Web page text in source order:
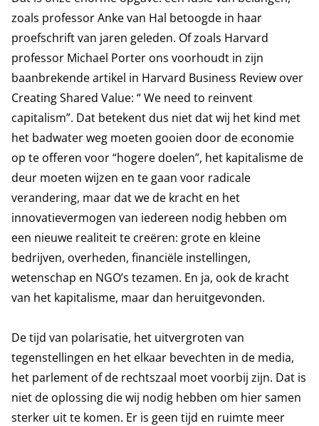
zoals professor Anke van Hal betoogde in haar
proefschrift van jaren geleden. Of zoals Harvard
professor Michael Porter ons voorhoudt in zijn
baanbrekende artikel in Harvard Business Review over
Creating Shared Value: “ We need to reinvent
capitalism”. Dat betekent dus niet dat wij het kind met
het badwater weg moeten gooien door de economie
op te offeren voor “hogere doelen”, het kapitalisme de
deur moeten wijzen en te gaan voor radicale
verandering, maar dat we de kracht en het
innovatievermogen van iedereen nodig hebben om
een nieuwe realiteit te creëren: grote en kleine
bedrijven, overheden, financiële instellingen,
wetenschap en NGO’s tezamen. En ja, ook de kracht
van het kapitalisme, maar dan heruitgevonden.
De tijd van polarisatie, het uitvergroten van
tegenstellingen en het elkaar bevechten in de media,
het parlement of de rechtszaal moet voorbij zijn. Dat is
niet de oplossing die wij nodig hebben om hier samen
sterker uit te komen. Er is geen tijd en ruimte meer